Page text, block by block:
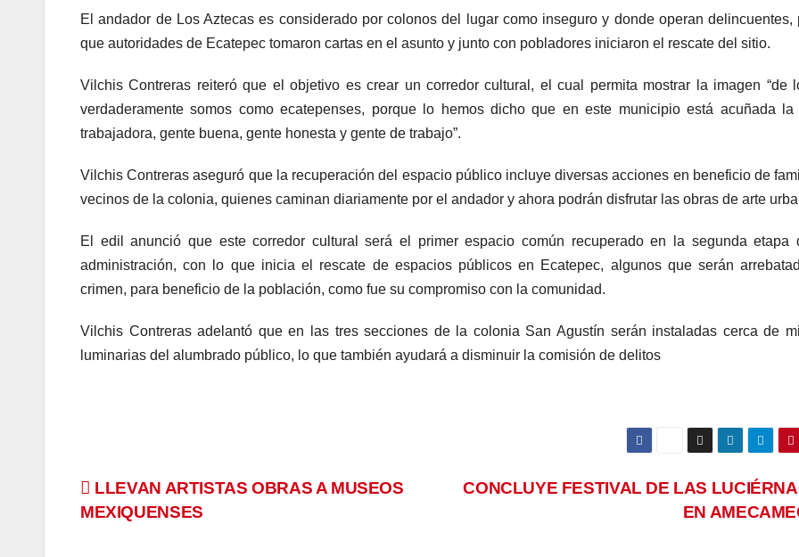
El andador de Los Aztecas es considerado por colonos del lugar como inseguro y donde operan delincuentes,
que autoridades de Ecatepec tomaron cartas en el asunto y junto con pobladores iniciaron el rescate del sitio.
Vilchis Contreras reiteró que el objetivo es crear un corredor cultural, el cual permita mostrar la imagen “de
verdaderamente somos como ecatepenses, porque lo hemos dicho que en este municipio está acuñada la
trabajadora, gente buena, gente honesta y gente de trabajo”.
Vilchis Contreras aseguró que la recuperación del espacio público incluye diversas acciones en beneficio de
vecinos de la colonia, quienes caminan diariamente por el andador y ahora podrán disfrutar las obras de arte
El edil anunció que este corredor cultural será el primer espacio común recuperado en la segunda etapa
administración, con lo que inicia el rescate de espacios públicos en Ecatepec, algunos que serán
crimen, para beneficio de la población, como fue su compromiso con la comunidad.
Vilchis Contreras adelantó que en las tres secciones de la colonia San Agustín serán instaladas cerca de
luminarias del alumbrado público, lo que también ayudará a disminuir la comisión de delitos
Navegación
CONCLUYE FESTIVAL DE LAS
EN
LLEVAN ARTISTAS OBRAS A MUSEOS
MEXIQUENSES